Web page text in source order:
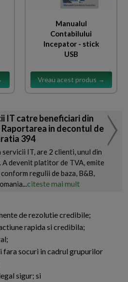
Manualul
Contabilului
Incepator - stick
USB
Vreau acest produs →
IT catre beneficiari din
Raportarea in decontul de
394
servicii IT, are 2 clienti, unul din
A devenit platitor de TVA, emite
regulii de baza, B&B,
citeste mai mult
de rezolutie credibile;
rapida si credibila;
fara socuri in cadrul grupurilor
sigur; si